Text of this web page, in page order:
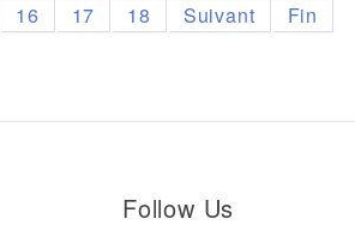
16 17 18 Suivant Fin
Follow Us